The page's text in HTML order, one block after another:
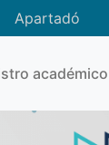
Apartadó
académico